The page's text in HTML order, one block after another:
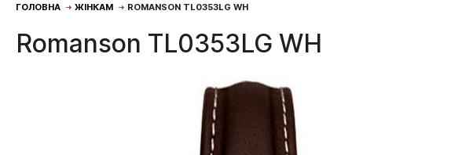
ГОЛОВНА ЖІНКАМ ROMANSON TL0353LG WH
Romanson TL0353LG WH